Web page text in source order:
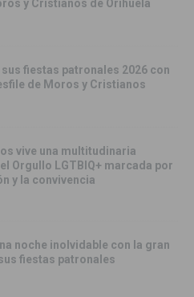
y Cristianos de Orihuela
fiestas patronales 2026 con
de Moros y Cristianos
vive una multitudinaria
Orgullo LGTBIQ+ marcada por
y la convivencia
noche inolvidable con la gran
fiestas patronales